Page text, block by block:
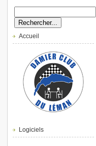
Accueil
Logiciels